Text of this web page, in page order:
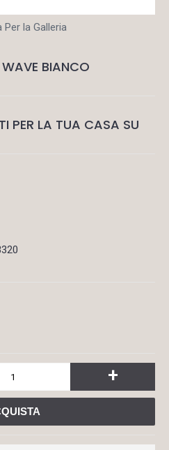
Per la Galleria
BIANCO
PER LA TUA CASA SU
+